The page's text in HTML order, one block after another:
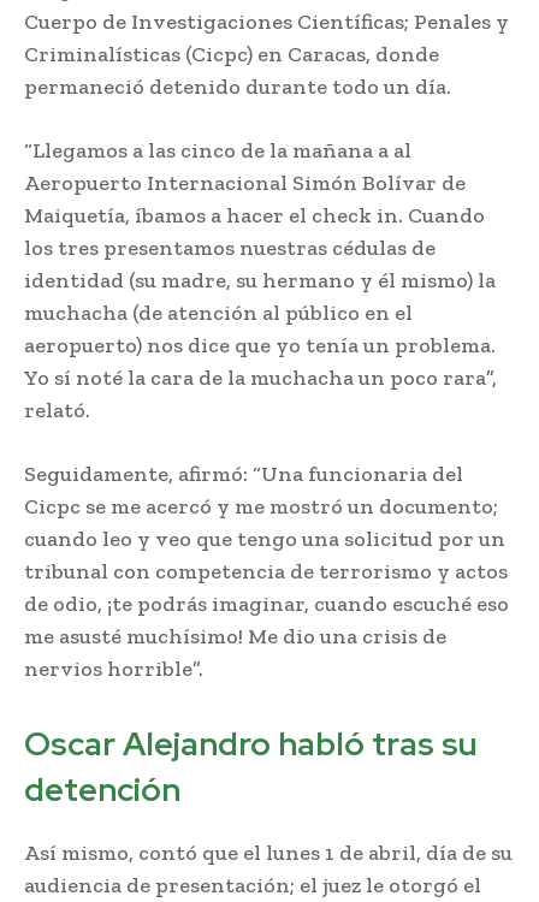
Cuerpo de Investigaciones Científicas; Penales y
Criminalísticas (Cicpc) en Caracas, donde
permaneció detenido durante todo un día.
“Llegamos a las cinco de la mañana a al
Aeropuerto Internacional Simón Bolívar de
Maiquetía, íbamos a hacer el check in. Cuando
los tres presentamos nuestras cédulas de
identidad (su madre, su hermano y él mismo) la
muchacha (de atención al público en el
aeropuerto) nos dice que yo tenía un problema.
Yo sí noté la cara de la muchacha un poco rara”,
relató.
Seguidamente, afirmó: “Una funcionaria del
Cicpc se me acercó y me mostró un documento;
cuando leo y veo que tengo una solicitud por un
tribunal con competencia de terrorismo y actos
de odio, ¡te podrás imaginar, cuando escuché eso
me asusté muchísimo! Me dio una crisis de
nervios horrible”.
Oscar Alejandro habló tras su
detención
Así mismo, contó que el lunes 1 de abril, día de su
audiencia de presentación; el juez le otorgó el